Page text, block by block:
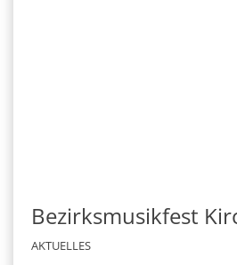
Bezirksmusikfest
AKTUELLES